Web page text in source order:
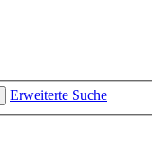
Erweiterte Suche